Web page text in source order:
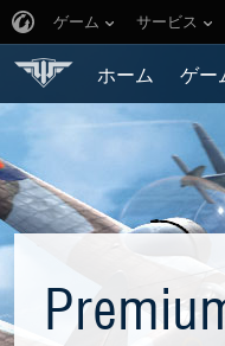
ゲーム サービス
ホーム ゲー